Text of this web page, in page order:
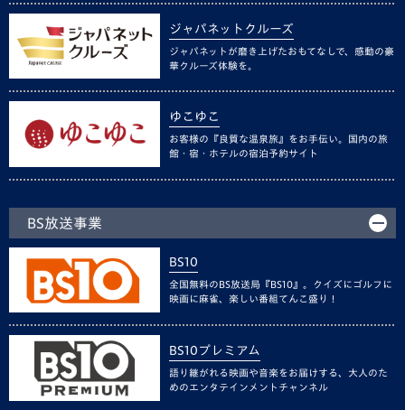
ジャパネットクルーズ
ジャパネットが磨き上げたおもてなしで、感動の豪
華クルーズ体験を。
ゆこゆこ
お客様の『良質な温泉旅』をお手伝い。国内の旅
館・宿・ホテルの宿泊予約サイト
BS放送事業
BS10
全国無料のBS放送局『BS10』。クイズにゴルフに
映画に麻雀、楽しい番組てんこ盛り！
BS10プレミアム
語り継がれる映画や音楽をお届けする、大人のた
めのエンタテインメントチャンネル